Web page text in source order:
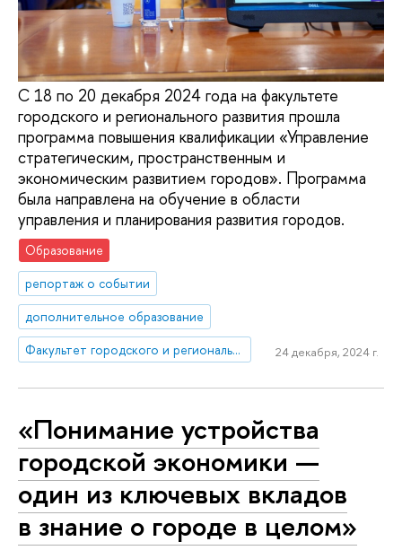
С 18 по 20 декабря 2024 года на факультете
городского и регионального развития прошла
программа повышения квалификации «Управление
стратегическим, пространственным и
экономическим развитием городов». Программа
была направлена на обучение в области
управления и планирования развития городов.
Образование
репортаж о событии
дополнительное образование
Факультет городского и регионального развития
24 декабря, 2024 г.
«Понимание устройства
городской экономики —
один из ключевых вкладов
в знание о городе в целом»